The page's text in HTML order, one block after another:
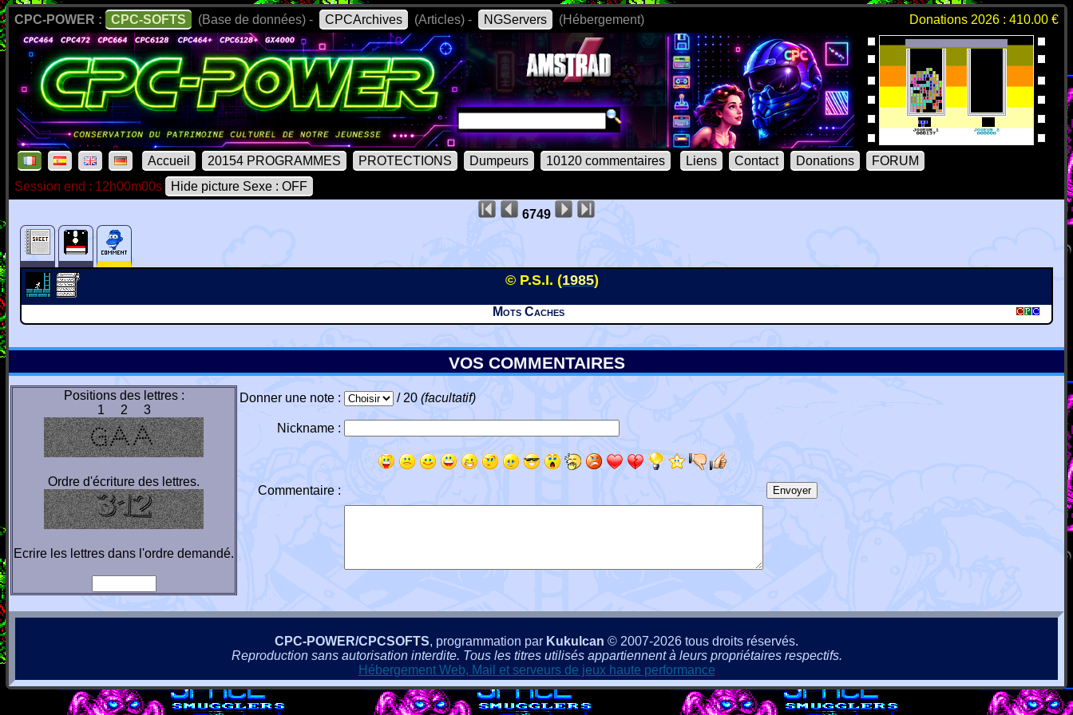
CPC-POWER : CPC-SOFTS (Base de données) - CPCArchives (Articles) - NGServers (Hébergement) Donations 2026 : 410.00 €
Accueil 20154 PROGRAMMES PROTECTIONS Dumpeurs 10120 commentaires Liens Contact Donations
FORUM
Session end : 12h00m00s
Hide picture Sexe : OFF
6749
© P.S.I. (1985)
Mots Caches
VOS COMMENTAIRES
Positions des lettres :
1 2 3
Ordre d'écriture des lettres.
Ecrire les lettres dans l'ordre demandé.
Donner une note : / 20 (facultatif)
Nickname :
Commentaire :
CPC-POWER/CPCSOFTS, programmation par Kukulcan © 2007-2026 tous droits réservés.
Reproduction sans autorisation interdite. Tous les titres utilisés appartiennent à leurs propriétaires respectifs.
Hébergement Web, Mail et serveurs de jeux haute performance